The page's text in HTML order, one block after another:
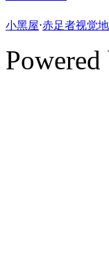
小黑屋⋅赤足者视觉
Powered